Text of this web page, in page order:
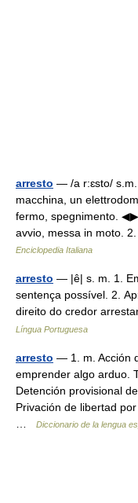
arresto — /a r:ɛsto/
macchina, un
fermo, spegnimento.
avvio, messa in moto.
Enciclopedia Italiana
arresto — |ê| s. m. 1.
sentença possível. 2.
direito do credor
Língua Portuguesa
arresto — 1. m. Acción
emprender algo arduo.
Detención provisional
Privación de libertad
Diccionario de la lengua